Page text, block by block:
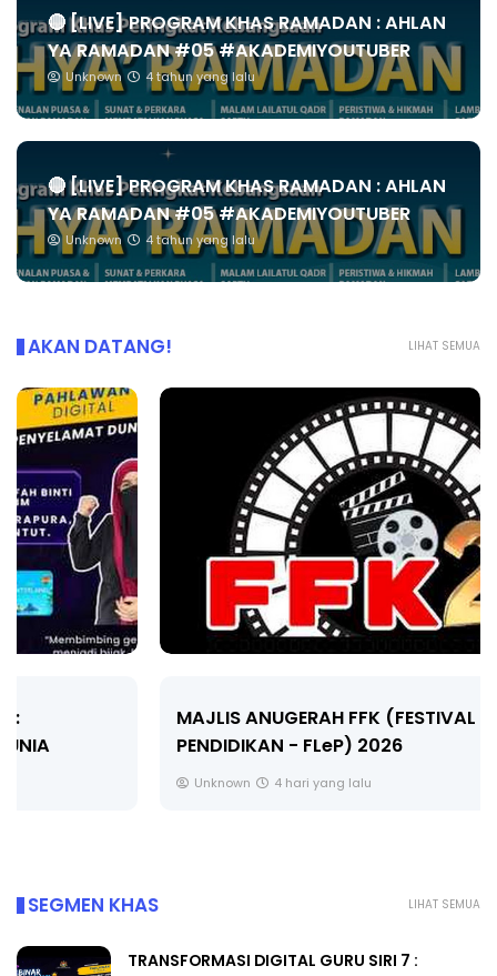
🔴 [LIVE] PROGRAM KHAS RAMADAN : AHLAN
YA RAMADAN #05 #AKADEMIYOUTUBER
Unknown 4 tahun yang lalu
🔴 [LIVE] PROGRAM KHAS RAMADAN : AHLAN
YA RAMADAN #05 #AKADEMIYOUTUBER
Unknown 4 tahun yang lalu
LIHAT SEMUA
AKAN DATANG!
MAJLIS ANUGERAH FFK (FESTIVAL LENSA
PENDIDIKAN - FLeP) 2026
4 hari yang lalu
LIHAT SEMUA
SEGMEN KHAS
TRANSFORMASI DIGITAL GURU SIRI 7 :